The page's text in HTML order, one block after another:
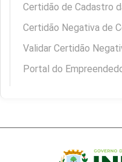
Certidão de Cadastro
Certidão Negativa de
Validar Certidão
Portal do